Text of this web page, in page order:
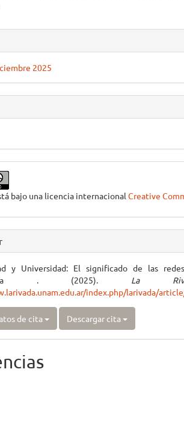
2025
bajo una licencia internacional Creative
y Universidad: El significado de las
. (2025). La
index.php/larivada/
de cita Descargar cita